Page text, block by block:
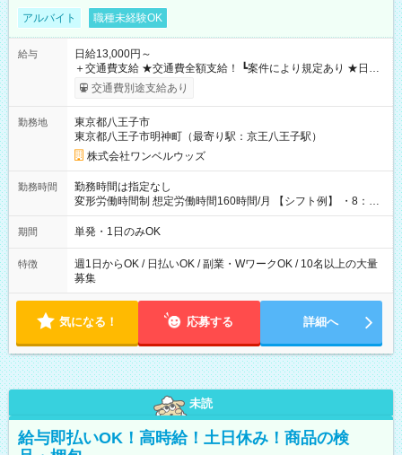
アルバイト 職種未経験OK
給与
日給13,000円～
＋交通費支給 ★交通費全額支給！ ┗案件により規定あり ★日払
いOK！（規定あり） ┗働いたその日に現金GET♪ お仕事後はコ
ンビニATMから 日払い分を引き落とせます！ 【試用期間】試
交通費別途支給あり
勤務地
東京都八王子市
東京都八王子市明神町（最寄り駅：京王八王子駅）
株式会社ワンベルウッズ
勤務時間
勤務時間は指定なし
変形労働時間制 想定労働時間160時間/月 【シフト例】 ・8：00
～21：00
期間 単発・1日のみOK
特徴
週1日からOK / 日払いOK / 副業・WワークOK / 10名以上の大量
募集
気になる！ 応募する 詳細へ
未読
給与即払いOK！高時給！土日休み！商品の検